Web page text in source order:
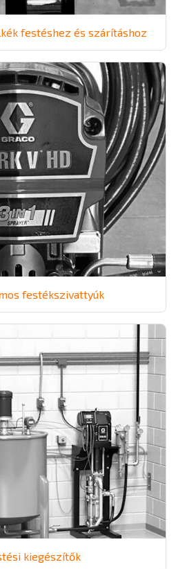
festéshez és szárításhoz
festékszivattyúk
kiegészítők